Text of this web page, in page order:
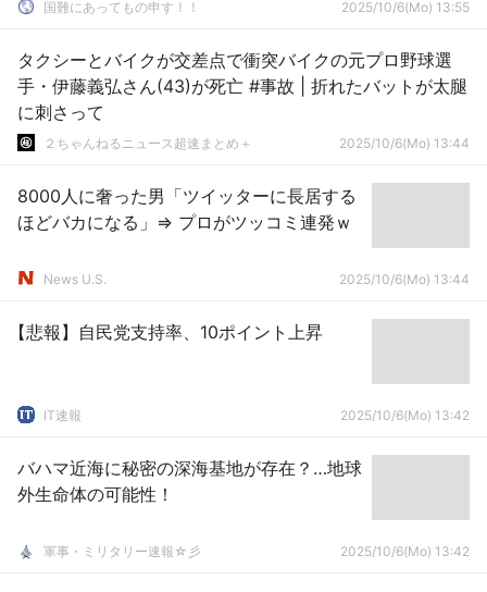
国難にあってもの申す！！ 2025/10/6(Mo) 13:55
タクシーとバイクが交差点で衝突バイクの元プロ野球選
手・伊藤義弘さん(43)が死亡 #事故 | 折れたバットが太腿
に刺さって
２ちゃんねるニュース超速まとめ＋ 2025/10/6(Mo) 13:44
8000人に奢った男「ツイッターに長居する
ほどバカになる」⇒ プロがツッコミ連発ｗ
News U.S. 2025/10/6(Mo) 13:44
【悲報】自民党支持率、10ポイント上昇
IT速報 2025/10/6(Mo) 13:42
バハマ近海に秘密の深海基地が存在？…地球
外生命体の可能性！
軍事・ミリタリー速報☆彡 2025/10/6(Mo) 13:42